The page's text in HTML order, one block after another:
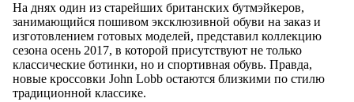
На днях один из старейших британских бутмэйкеров,
занимающийся пошивом эксклюзивной обуви на заказ и
изготовлением готовых моделей, представил коллекцию
сезона осень 2017, в которой присутствуют не только
классические ботинки, но и спортивная обувь. Правда,
новые кроссовки John Lobb остаются близкими по стилю
традиционной классике.